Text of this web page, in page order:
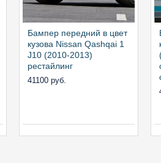
Бампер передний в цвет
кузова Nissan Qashqai 1
J10 (2010-2013)
рестайлинг
41100 руб.